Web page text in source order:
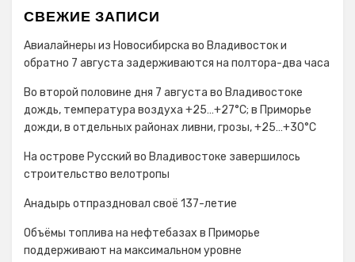
СВЕЖИЕ ЗАПИСИ
Авиалайнеры из Новосибирска во Владивосток и
обратно 7 августа задерживаются на полтора-два часа
Во второй половине дня 7 августа во Владивостоке
дождь, температура воздуха +25…+27°С; в Приморье
дожди, в отдельных районах ливни, грозы, +25…+30°C
На острове Русский во Владивостоке завершилось
строительство велотропы
Анадырь отпраздновал своё 137-летие
Объёмы топлива на нефтебазах в Приморье
поддерживают на максимальном уровне